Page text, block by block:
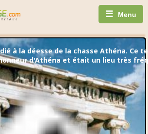
☰ Menu
à la déesse de la chasse Athéna. Ce
d'Athéna et était un lieu très